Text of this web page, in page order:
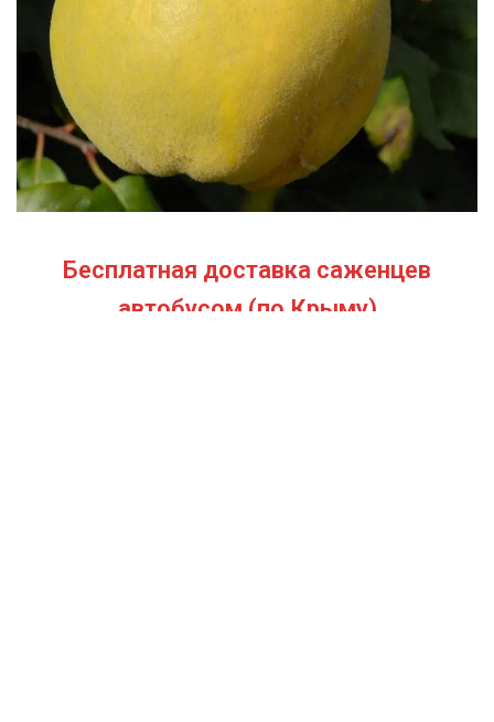
Бесплатная доставка саженцев
автобусом (по Крыму)